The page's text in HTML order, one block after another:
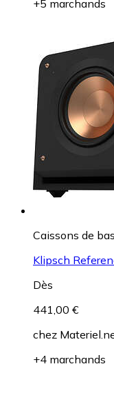
+5 marchands
Caissons de
Klipsch
Dès
441,00 €
chez
+4 marchands